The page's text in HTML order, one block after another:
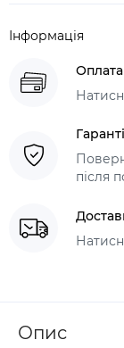
Інформація
Оплата
після
Опис